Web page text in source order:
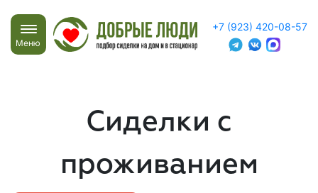
Меню
+7 (923) 420-08-57
Сиделки с
проживанием